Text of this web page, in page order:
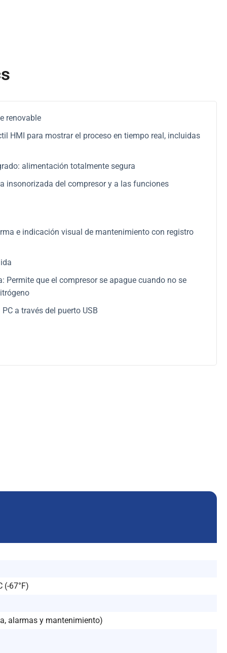
renovable
HMI para mostrar el proceso en tiempo real, incluidas
alimentación totalmente segura
insonorizada del compresor y a las funciones
e indicación visual de mantenimiento con registro
Permite que el compresor se apague cuando no se
a través del puerto USB
(-67°F)
alarmas y mantenimiento)